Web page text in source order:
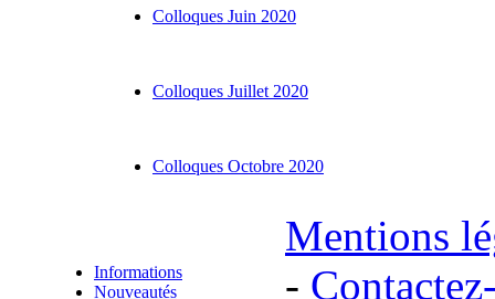
Colloques Juin 2020
Colloques Juillet 2020
Colloques Octobre 2020
Informations
Nouveautés
Mentions
-